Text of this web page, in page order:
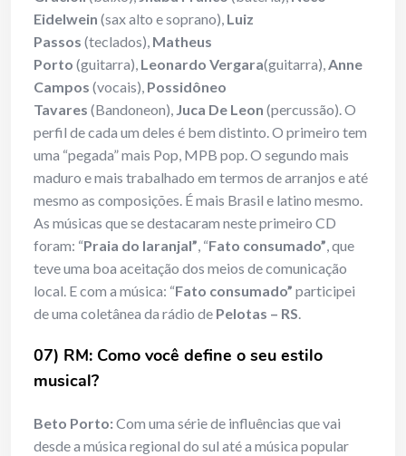
Eidelwein (sax alto e soprano), Luiz
Passos (teclados), Matheus
Porto (guitarra), Leonardo Vergara(guitarra),Anne
Campos (vocais), Possidôneo
Tavares (Bandoneon), Juca De Leon (percussão). O
perfil de cada um deles é bem distinto. O primeiro tem
uma “pegada” mais Pop, MPB pop. O segundo mais
maduro e mais trabalhado em termos de arranjos e até
mesmo as composições. É mais Brasil e latino mesmo.
As músicas que se destacaram neste primeiro CD
foram: “Praia do laranjal”, “Fato consumado”, que
teve uma boa aceitação dos meios de comunicação
local. E com a música: “Fato consumado” participei
de uma coletânea da rádio de Pelotas – RS.
07) RM: Como você define o seu estilo
musical?
Beto Porto:Com uma série de influências que vai
desde a música regional do sul até a música popular